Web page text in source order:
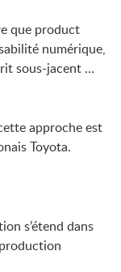
que product
numérique,
sous-jacent …
approche est
Toyota.
s’étend dans